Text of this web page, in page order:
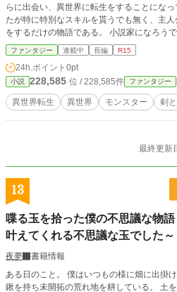
らに出会い、異世界に転生をすることになってしまう。 これは
たが特に特別なスキルを貰うでも無く、主
をするだけの物語である。 小説家になろうで少し加筆修正などをしたものを載
せています。 更新はアルファポリスより遅
ファンタジー 連載中 長編 R15
24h.ポイント 0pt
小説 228,585 位 / 228,585件 ファンタジー
異世界転生 異世界 モンスター 剣
最終更新
13
喋る玉を拾った僕の不思議な物
叶えてくれる不思議な玉でした～
夜夢
書籍情報
ある日のこと。 僕はいつもの様に畑に出掛けた。 そろそろ新しい畑を
鍬を持ち未開拓の荒れ地を耕している。 土を掘り返しているとなにやら玉